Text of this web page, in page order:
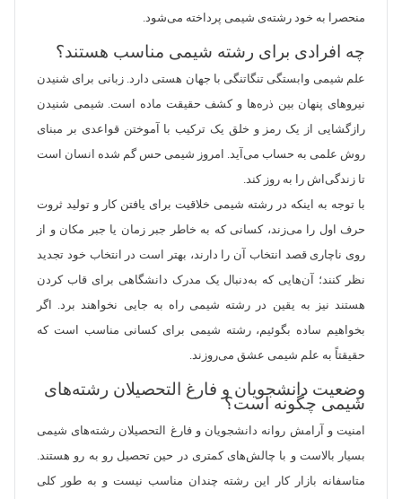
منحصرا به خود رشته‌ی شیمی پرداخته می‌شود.
چه افرادی برای رشته شیمی مناسب هستند؟
علم شیمی وابستگی تنگاتنگی با جهان هستی دارد. زبانی برای شنیدن
نیروهای پنهان بین ذره‏‌ها و کشف حقیقت ماده است. شیمی شنیدن
رازگشایی از یک رمز و خلق یک ترکیب با آموختن قواعدی بر مبنای
روش علمی به حساب می‌آید. امروز شیمی حس گم شده‌ انسان است
تا زندگی‌‏اش را به روز کند.
با توجه به اینکه در رشته شیمی خلاقیت برای یافتن کار و تولید ثروت
حرف اول را می‏‌زند، کسانی که به خاطر جبر زمان یا جبر مکان و از
روی ناچاری قصد انتخاب آن را دارند، بهتر است در انتخاب خود تجدید
نظر کنند؛ آن‌هایی که به‌دنبال یک مدرک دانشگاهی برای قاب کردن
هستند نیز به یقین در رشته شیمی راه به جایی نخواهند برد. اگر
بخواهیم ساده بگوئیم، رشته شیمی برای کسانی مناسب است که
حقیقتاً به علم شیمی عشق می‌روزند.
وضعیت دانشجویان و فارغ التحصیلان رشته‌های
شیمی چگونه است؟
امنیت و آرامش روانه دانشجویان و فارغ التحصیلان رشته‌های شیمی
بسیار بالاست و با چالش‌های کمتری در حین تحصیل رو به رو هستند.
متاسفانه بازار کار این رشته چندان مناسب نیست و به طور کلی